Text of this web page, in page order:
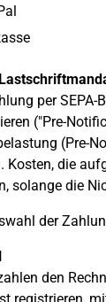
per
("Pre-
(Pre-
Kosten, die
solange die
der
den